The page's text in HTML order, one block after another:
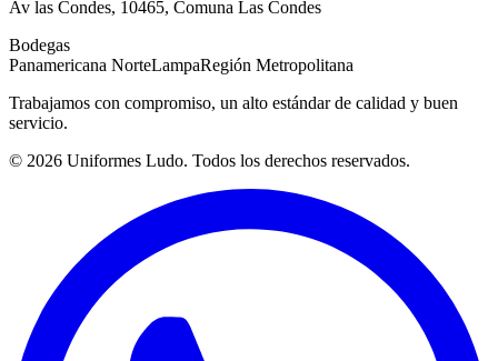
Av las Condes, 10465, Comuna Las Condes
Bodegas
Panamericana NorteLampaRegión Metropolitana
Trabajamos con compromiso, un alto estándar de calidad y buen
servicio.
© 2026 Uniformes Ludo. Todos los derechos reservados.